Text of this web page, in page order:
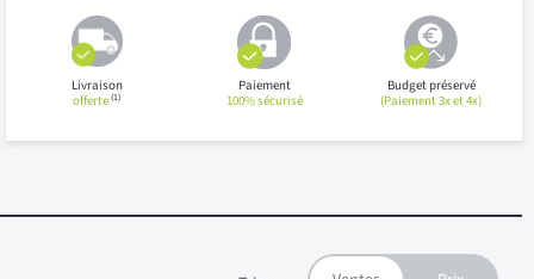
Livraison
offerte(1)
Paiement
100% sécurisé
Budget préservé
(Paiement 3x et 4x)